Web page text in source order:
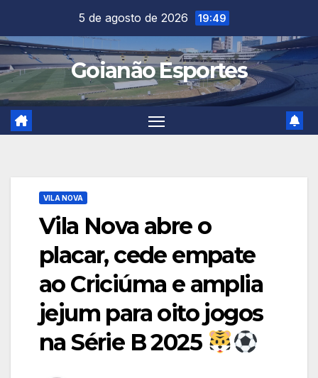
content
5 de agosto de 2026 19:49
Goianão Esportes
VILA NOVA
Vila Nova abre o
placar, cede empate
ao Criciúma e amplia
jejum para oito jogos
na Série B 2025